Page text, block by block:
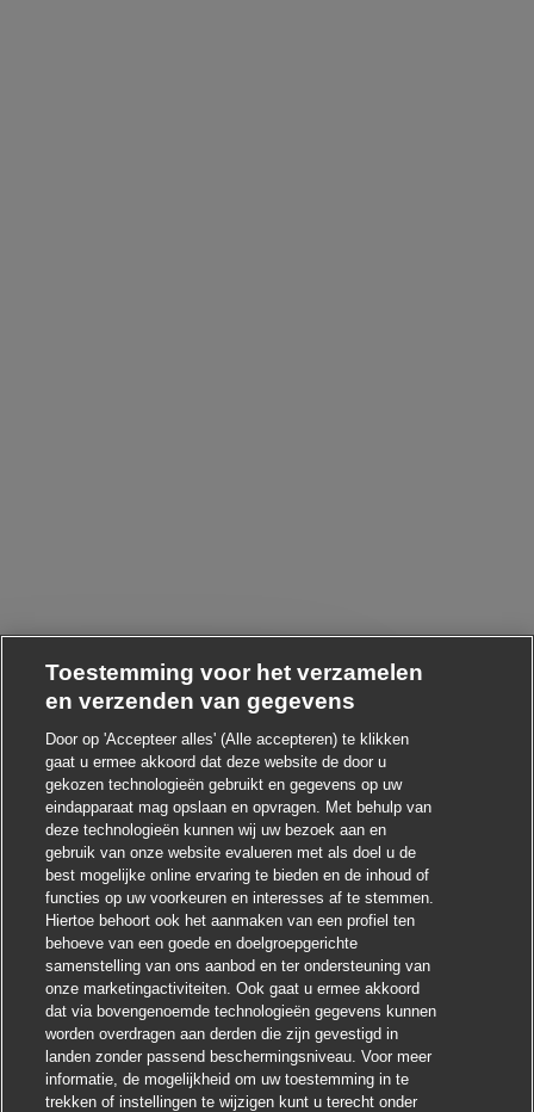
Toestemming voor het verzamelen
en verzenden van gegevens
Door op 'Accepteer alles' (Alle accepteren) te klikken
gaat u ermee akkoord dat deze website de door u
gekozen technologieën gebruikt en gegevens op uw
eindapparaat mag opslaan en opvragen. Met behulp van
deze technologieën kunnen wij uw bezoek aan en
gebruik van onze website evalueren met als doel u de
best mogelijke online ervaring te bieden en de inhoud of
functies op uw voorkeuren en interesses af te stemmen.
Hiertoe behoort ook het aanmaken van een profiel ten
behoeve van een goede en doelgroepgerichte
samenstelling van ons aanbod en ter ondersteuning van
onze marketingactiviteiten. Ook gaat u ermee akkoord
dat via bovengenoemde technologieën gegevens kunnen
worden overdragen aan derden die zijn gevestigd in
landen zonder passend beschermingsniveau. Voor meer
informatie, de mogelijkheid om uw toestemming in te
trekken of instellingen te wijzigen kunt u terecht onder
! Heb je interesse in deze baan? Chatbot-melding sluiten
Ik ben geïnteresseerd
Soortgelijke banen zoeken